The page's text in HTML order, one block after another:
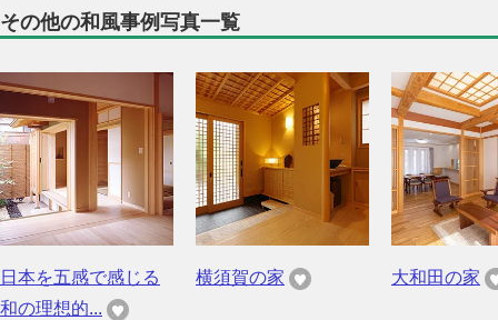
その他の和風事例写真一覧
日本を五感で感じる
和の理想的...
横須賀の家 大和田の家